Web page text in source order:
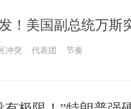
！美国副总统万斯
定
冲突 代表团 节奏